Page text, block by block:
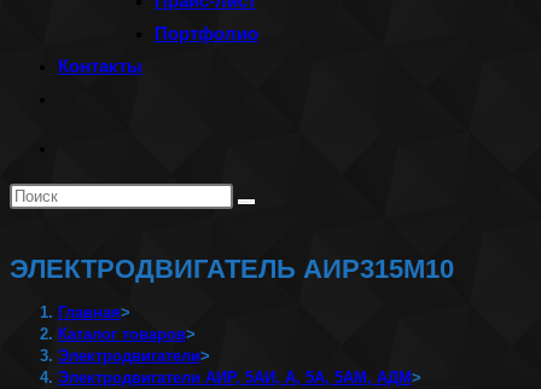
Портфолио
Контакты
веб-
Поиск
ЭЛЕКТРОДВИГАТЕЛЬ АИР315М10
Главная>
Каталог товаров>
Электродвигатели>
Электродвигатели АИР, 5АИ, А, 5А, 5АМ, АДМ>